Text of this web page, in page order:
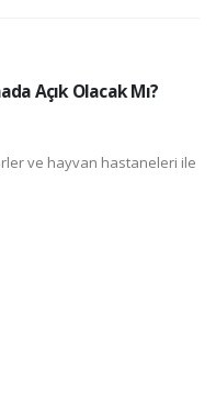
Açık Olacak Mı?
ve hayvan hastaneleri ile